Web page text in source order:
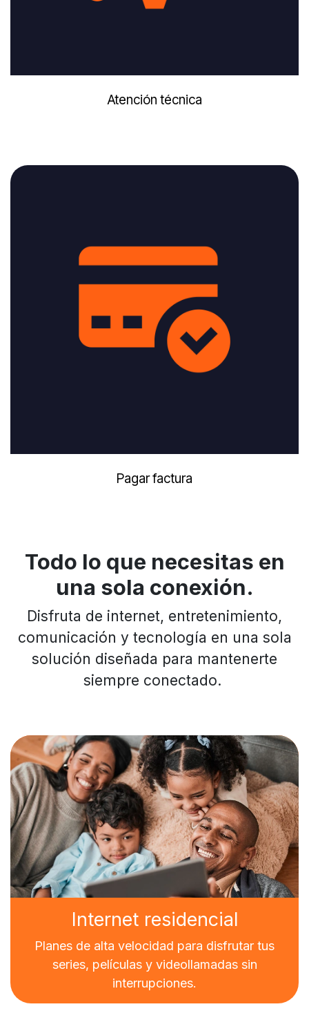
Atención técnica
Pagar factura
Todo lo que necesitas en
una sola conexión.
Disfruta de internet, entretenimiento,
comunicación y tecnología en una sola
solución diseñada para mantenerte
siempre conectado.
Internet residencial
Planes de alta velocidad para disfrutar tus
series, películas y videollamadas sin
interrupciones.